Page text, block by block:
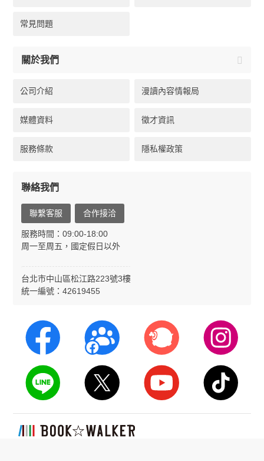
常見問題
關於我們
公司介紹 漫讀內容情報局
媒體資料 徵才資訊
服務條款 隱私權政策
聯絡我們
聯繫客服 合作接洽
服務時間：09:00-18:00
周一至周五，國定假日以外
台北市中山區松江路223號3樓
統一編號：42619455